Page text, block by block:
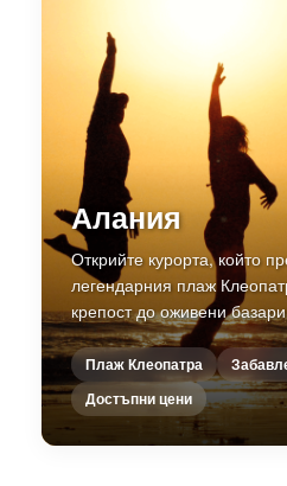
Алания
Открийте курорта, който
легендарния плаж
крепост до оживени
Плаж Клеопатра
Достъпни цени